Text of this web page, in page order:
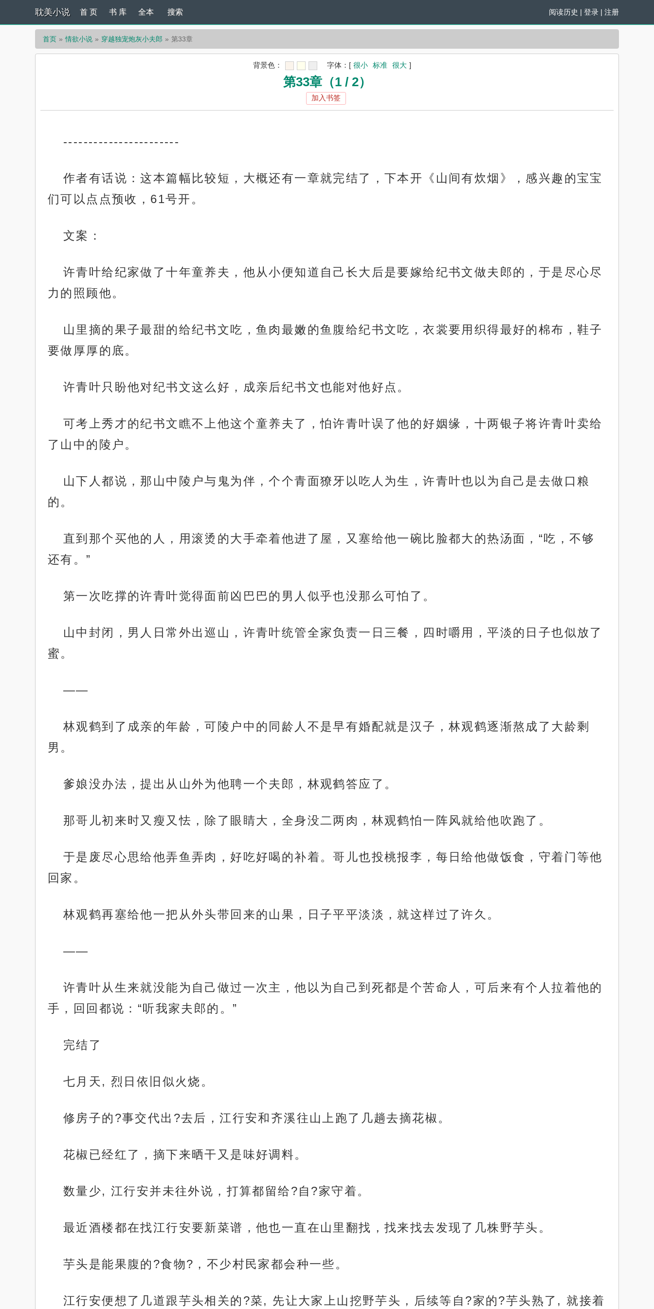
耽美小说 阅读历史 | 登录 | 注册
首 页 书 库 全本 搜索
首页 情欲小说 穿越独宠炮灰小夫郎 第33章
背景色： 字体： [ 很小 标准 很大 ]
第33章（1 / 2）
加入书签
-----------------------
作者有话说：这本篇幅比较短，大概还有一章就完结了，下本开《山间有炊烟》，感兴趣的宝宝
们可以点点预收，61号开。
文案：
许青叶给纪家做了十年童养夫，他从小便知道自己长大后是要嫁给纪书文做夫郎的，于是尽心尽
力的照顾他。
山里摘的果子最甜的给纪书文吃，鱼肉最嫩的鱼腹给纪书文吃，衣裳要用织得最好的棉布，鞋子
要做厚厚的底。
许青叶只盼他对纪书文这么好，成亲后纪书文也能对他好点。
可考上秀才的纪书文瞧不上他这个童养夫了，怕许青叶误了他的好姻缘，十两银子将许青叶卖给
了山中的陵户。
山下人都说，那山中陵户与鬼为伴，个个青面獠牙以吃人为生，许青叶也以为自己是去做口粮
的。
直到那个买他的人，用滚烫的大手牵着他进了屋，又塞给他一碗比脸都大的热汤面，“吃，不够
还有。”
第一次吃撑的许青叶觉得面前凶巴巴的男人似乎也没那么可怕了。
山中封闭，男人日常外出巡山，许青叶统管全家负责一日三餐，四时嚼用，平淡的日子也似放了
蜜。
——
林观鹤到了成亲的年龄，可陵户中的同龄人不是早有婚配就是汉子，林观鹤逐渐熬成了大龄剩
男。
爹娘没办法，提出从山外为他聘一个夫郎，林观鹤答应了。
那哥儿初来时又瘦又怯，除了眼睛大，全身没二两肉，林观鹤怕一阵风就给他吹跑了。
于是废尽心思给他弄鱼弄肉，好吃好喝的补着。哥儿也投桃报李，每日给他做饭食，守着门等他
回家。
林观鹤再塞给他一把从外头带回来的山果，日子平平淡淡，就这样过了许久。
——
许青叶从生来就没能为自己做过一次主，他以为自己到死都是个苦命人，可后来有个人拉着他的
手，回回都说：“听我家夫郎的。”
完结了
七月天, 烈日依旧似火烧。
修房子的?事交代出?去后，江行安和齐溪往山上跑了几趟去摘花椒。
花椒已经红了，摘下来晒干又是味好调料。
数量少, 江行安并未往外说，打算都留给?自?家守着。
最近酒楼都在找江行安要新菜谱，他也一直在山里翻找，找来找去发现了几株野芋头。
芋头是能果腹的?食物?，不少村民家都会种一些。
江行安便想了几道跟芋头相关的?菜, 先让大家上山挖野芋头，后续等自?家的?芋头熟了, 就接着